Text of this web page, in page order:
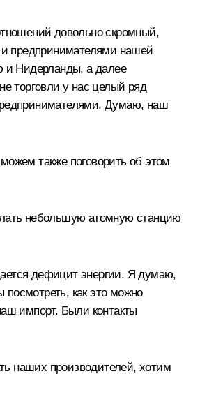
довольно скромный,
предпринимателями нашей
и Нидерланды, а далее
торговли у нас целый ряд
Думаю, наш
также поговорить об этом
небольшую атомную станцию
дефицит энергии. Я думаю,
посмотреть, как это можно
импорт. Были контакты
наших производителей, хотим